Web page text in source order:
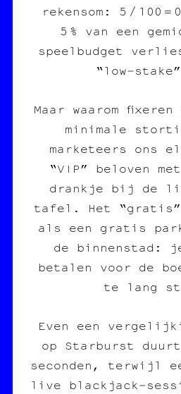
rekensom: 5 / 100
5 % van een
speelbudget
Maar waarom
minimale
marketeers ons
“VIP” beloven
drankje bij de
tafel. Het
als een gratis
de binnenstad:
betalen voor de
te lang
Even een
op Starburst
seconden, terwijl
live